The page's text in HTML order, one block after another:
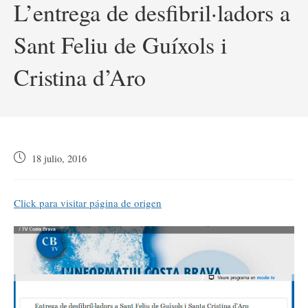
L’entrega de desfibril·ladors a
Sant Feliu de Guíxols i
Cristina d’Aro
Publicación
entrada:
18 julio, 2016
Click para visitar página de origen